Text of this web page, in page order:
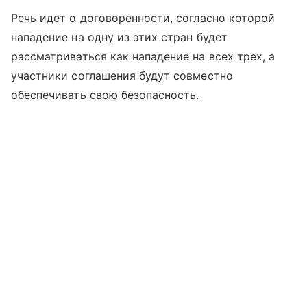
Речь идет о договоренности, согласно которой
нападение на одну из этих стран будет
рассматриваться как нападение на всех трех, а
участники соглашения будут совместно
обеспечивать свою безопасность.